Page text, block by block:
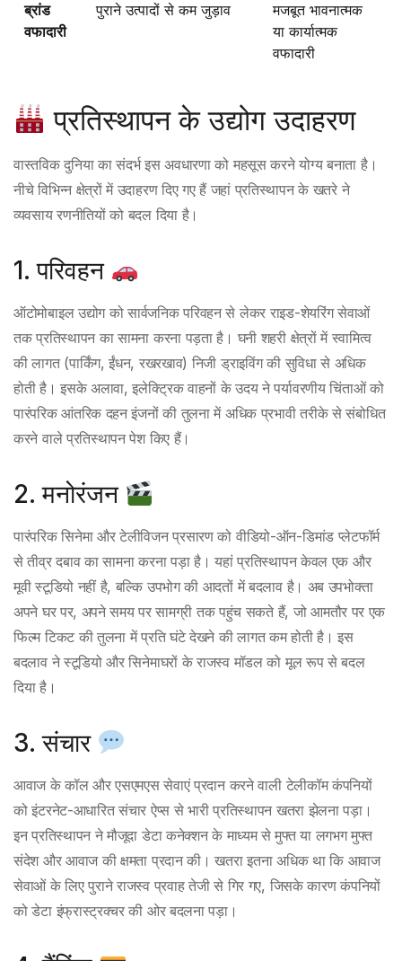
ब्रांड
वफादारी
पुराने उत्पादों से कम जुड़ाव
मजबूत भावनात्मक
या कार्यात्मक
वफादारी
प्रतिस्थापन के उद्योग उदाहरण
वास्तविक दुनिया का संदर्भ इस अवधारणा को महसूस करने योग्य बनाता है।
नीचे विभिन्न क्षेत्रों में उदाहरण दिए गए हैं जहां प्रतिस्थापन के खतरे ने
व्यवसाय रणनीतियों को बदल दिया है।
1. परिवहन
ऑटोमोबाइल उद्योग को सार्वजनिक परिवहन से लेकर राइड-शेयरिंग सेवाओं
तक प्रतिस्थापन का सामना करना पड़ता है। घनी शहरी क्षेत्रों में स्वामित्व
की लागत (पार्किंग, ईंधन, रखरखाव) निजी ड्राइविंग की सुविधा से अधिक
होती है। इसके अलावा, इलेक्ट्रिक वाहनों के उदय ने पर्यावरणीय चिंताओं को
पारंपरिक आंतरिक दहन इंजनों की तुलना में अधिक प्रभावी तरीके से संबोधित
करने वाले प्रतिस्थापन पेश किए हैं।
2. मनोरंजन
पारंपरिक सिनेमा और टेलीविजन प्रसारण को वीडियो-ऑन-डिमांड प्लेटफॉर्म
से तीव्र दबाव का सामना करना पड़ा है। यहां प्रतिस्थापन केवल एक और
मूवी स्टूडियो नहीं है, बल्कि उपभोग की आदतों में बदलाव है। अब उपभोक्ता
अपने घर पर, अपने समय पर सामग्री तक पहुंच सकते हैं, जो आमतौर पर एक
फिल्म टिकट की तुलना में प्रति घंटे देखने की लागत कम होती है। इस
बदलाव ने स्टूडियो और सिनेमाघरों के राजस्व मॉडल को मूल रूप से बदल
दिया है।
3. संचार
आवाज के कॉल और एसएमएस सेवाएं प्रदान करने वाली टेलीकॉम कंपनियों
को इंटरनेट-आधारित संचार ऐप्स से भारी प्रतिस्थापन खतरा झेलना पड़ा।
इन प्रतिस्थापन ने मौजूदा डेटा कनेक्शन के माध्यम से मुफ्त या लगभग मुफ्त
संदेश और आवाज की क्षमता प्रदान की। खतरा इतना अधिक था कि आवाज
सेवाओं के लिए पुराने राजस्व प्रवाह तेजी से गिर गए, जिसके कारण कंपनियों
को डेटा इंफ्रास्ट्रक्चर की ओर बदलना पड़ा।